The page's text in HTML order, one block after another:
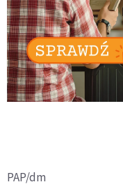
PAP/dm